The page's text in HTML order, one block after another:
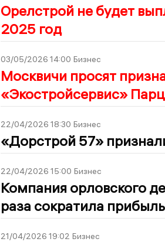
Орелстрой не будет
2025 год
03/05/2026 14:00 Бизнес
Москвичи просят
«Экостройсервис»
22/04/2026 18:30 Бизнес
«Дорстрой 57»
22/04/2026 15:00 Бизнес
Компания орловского
раза сократила прибыль
21/04/2026 19:02 Бизнес